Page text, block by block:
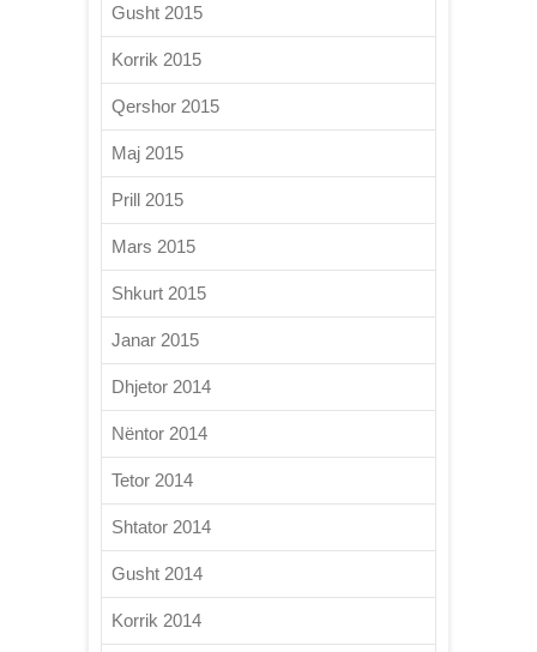
Gusht 2015
Korrik 2015
Qershor 2015
Maj 2015
Prill 2015
Mars 2015
Shkurt 2015
Janar 2015
Dhjetor 2014
Nëntor 2014
Tetor 2014
Shtator 2014
Gusht 2014
Korrik 2014